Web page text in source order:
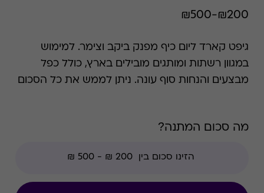
₪200-₪500
גיפט קארד ליום כיף מפנק ביקב וצימר. למימוש
במגוון רשתות ומותגים מובילים בארץ, כולל כפל
מבצעים והנחות סוף עונה. ניתן לממש את כל הסכום
מה סכום המתנה?